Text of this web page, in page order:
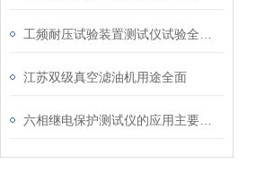
江苏双级真空滤油机用途全面